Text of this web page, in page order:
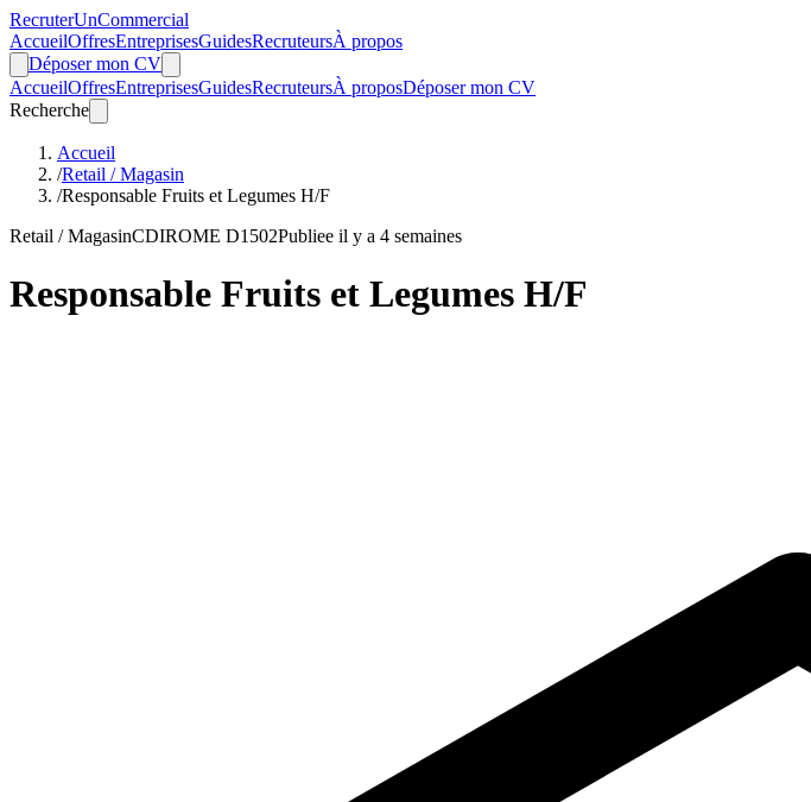
RecruterUnCommercial
AccueilOffresEntreprisesGuidesRecruteursÀ propos
Déposer mon CV
AccueilOffresEntreprisesGuidesRecruteursÀ proposDéposer mon CV
Recherche
Accueil
/Retail / Magasin
/Responsable Fruits et Legumes H/F
Retail / MagasinCDIROME D1502Publiee il y a 4 semaines
Responsable Fruits et Legumes H/F